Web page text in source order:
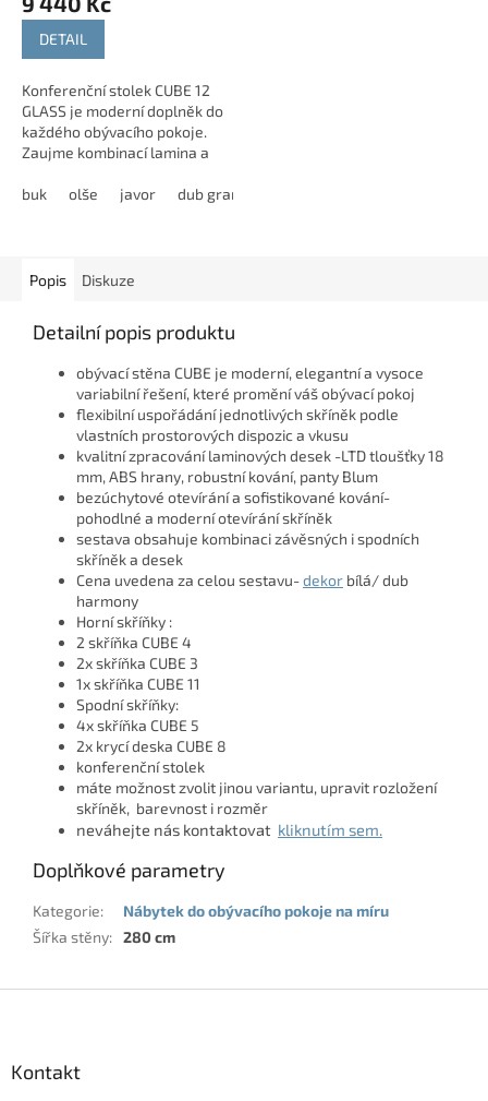
DETAIL
Konferenční stolek CUBE 12
GLASS je moderní doplněk do
každého obývacího pokoje.
Zaujme kombinací lamina a
Nabízí praktickou skrytou
buk olše javor dub grande
Popis Diskuze
Detailní popis produktu
obývací stěna CUBE je moderní, elegantní a vysoce
variabilní řešení, které promění váš obývací pokoj
flexibilní uspořádání jednotlivých skříněk podle
vlastních prostorových dispozic a vkusu
kvalitní zpracování laminových desek -LTD tloušťky 18
mm, ABS hrany, robustní kování, panty Blum
bezúchytové otevírání a sofistikované kování-
pohodlné a moderní otevírání skříněk
sestava obsahuje kombinaci závěsných i spodních
skříněk a desek
Cena uvedena za celou sestavu-dekor bílá/ dub
harmony
Horní skříňky :
2 skříňka CUBE 4
2x skříňka CUBE 3
1x skříňka CUBE 11
Spodní skříňky:
4x skříňka CUBE 5
2x krycí deska CUBE 8
konferenční stolek
máte možnost zvolit jinou variantu, upravit rozložení
skříněk, barevnost i rozměr
neváhejte nás kontaktovat kliknutím sem.
Doplňkové parametry
Kategorie:
Nábytek do obývacího pokoje na míru
Šířka stěny: 280 cm
Kontakt